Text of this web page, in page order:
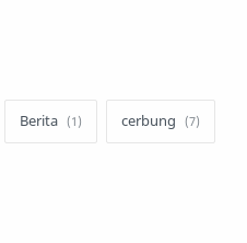
Berita cerbung